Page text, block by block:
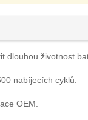
dlouhou životnost
nabíjecích cyklů.
OEM.